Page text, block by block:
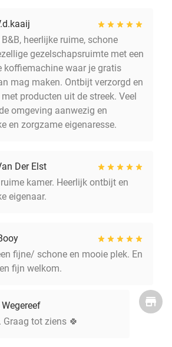
heerlijke ruime, schone
gezelschapsruimte met een
koffiemachine waar je gratis
mag maken. Ontbijt verzorgd en
producten uit de streek. Veel
omgeving aanwezig en
en zorgzame eigenaresse.
Der Elst
kamer. Heerlijk ontbijt en
eigenaar.
fijne/ schone en mooie plek. En
fijn welkom.
Graag tot ziens 🍀